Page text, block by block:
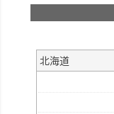
北海道